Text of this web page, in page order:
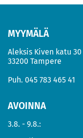
MYYMÄLÄ
Aleksis Kiven katu 30
33200 Tampere
Puh. 045 783 465 41
AVOINNA
3.8. - 9.8.: